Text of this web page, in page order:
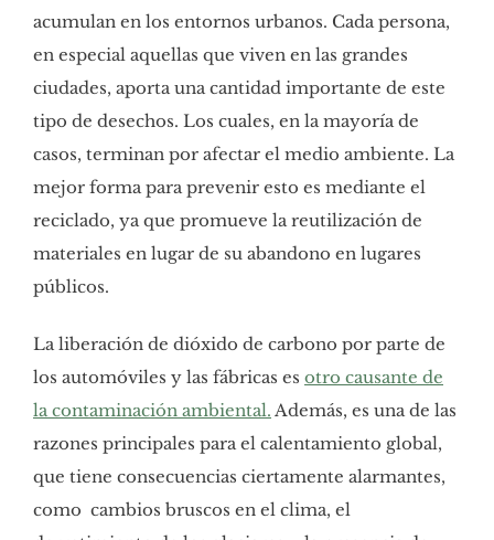
acumulan en los entornos urbanos. Cada persona,
en especial aquellas que viven en las grandes
ciudades, aporta una cantidad importante de este
tipo de desechos. Los cuales, en la mayoría de
casos, terminan por afectar el medio ambiente. La
mejor forma para prevenir esto es mediante el
reciclado, ya que promueve la reutilización de
materiales en lugar de su abandono en lugares
públicos.
La liberación de dióxido de carbono por parte de
los automóviles y las fábricas es otro causante de
la contaminación ambiental. Además, es una de las
razones principales para el calentamiento global,
que tiene consecuencias ciertamente alarmantes,
como cambios bruscos en el clima, el